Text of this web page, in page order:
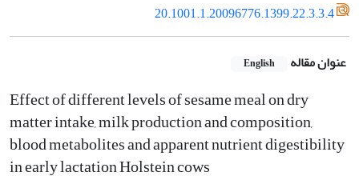
20.1001.1.20096776.1399.22.3.3.4
عنوان مقاله English
Effect of different levels of sesame meal on dry
matter intake, milk production and composition,
blood metabolites and apparent nutrient digestibility
in early lactation Holstein cows